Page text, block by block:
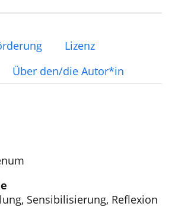
Lizenz
Über den/die Autor*in
Sensibilisierung, Reflexion